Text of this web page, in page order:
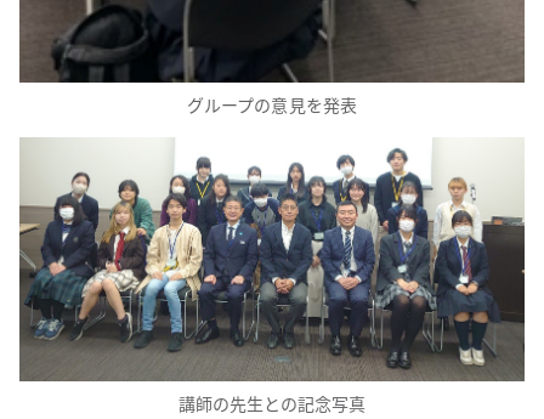
グループの意見を発表
講師の先生との記念写真